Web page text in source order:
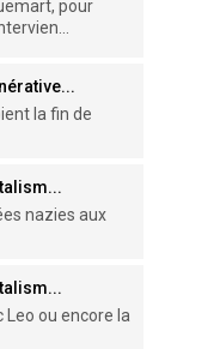
pour
la fin de
nazies aux
Leo ou encore la